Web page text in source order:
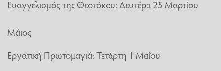
Ευαγγελισμός της Θεοτόκου: Δευτέρα 25 Μαρτίου
Μάιος
Εργατική Πρωτομαγιά: Τετάρτη 1 Μαΐου